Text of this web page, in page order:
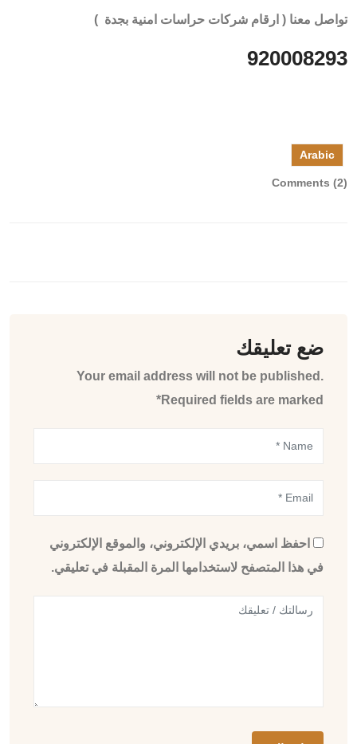
تواصل معنا ( ارقام شركات حراسات امنية بجدة )
920008293
Arabic
Comments (2)
ضع تعليقك
Your email address will not be published.
Required fields are marked*
احفظ اسمي، بريدي الإلكتروني، والموقع الإلكتروني
في هذا المتصفح لاستخدامها المرة المقبلة في تعليقي.